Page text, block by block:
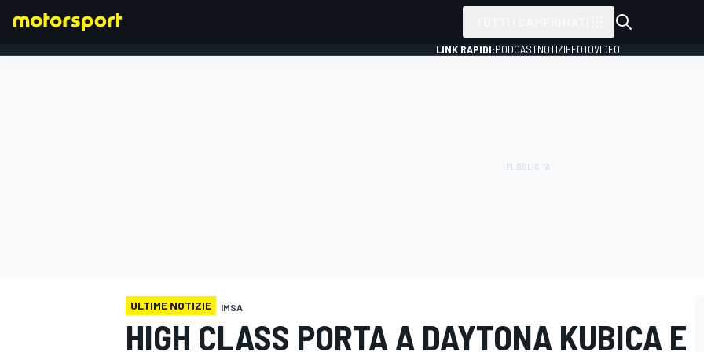
LINK RAPIDI:PODCASTNOTIZIEFOTOVIDEO
ULTIME NOTIZIE IMSA
HIGH CLASS PORTA A DAYTONA KUBICA E